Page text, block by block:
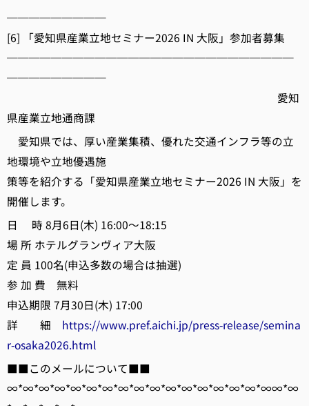
─────────
[6] 「愛知県産業立地セミナー2026 IN 大阪」参加者募集
──────────────────────────
─────────
愛知
県産業立地通商課
愛知県では、厚い産業集積、優れた交通インフラ等の立
地環境や立地優遇施
策等を紹介する「愛知県産業立地セミナー2026 IN 大阪」を
開催します。
日 時 8月6日(木) 16:00～18:15
場 所 ホテルグランヴィア大阪
定 員 100名(申込多数の場合は抽選)
参 加 費 無料
申込期限 7月30日(木) 17:00
詳 細 https://www.pref.aichi.jp/press-release/semina
r-osaka2026.html
■■このメールについて■■
∞*∞*∞*∞*∞*∞*∞*∞*∞*∞*∞*∞*∞*∞*∞*∞*∞∞*∞